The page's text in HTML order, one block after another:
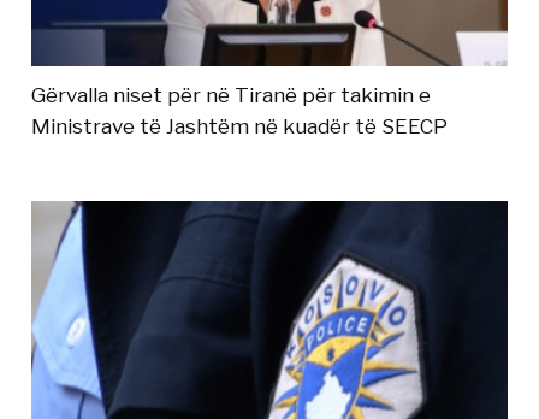
Gërvalla niset për në Tiranë për takimin e
Ministrave të Jashtëm në kuadër të SEECP